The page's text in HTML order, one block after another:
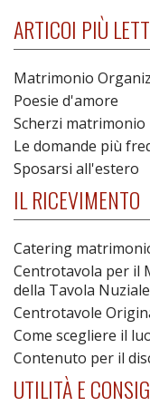
ARTICOI PIÙ
Matrimonio
Poesie d'amore
Scherzi matrimonio
Le domande più
Sposarsi all'estero
IL RICEVIMENTO
Catering
Centrotavola per il
della Tavola Nuziale
Centrotavole
Come scegliere il
Contenuto per il
UTILITÀ E